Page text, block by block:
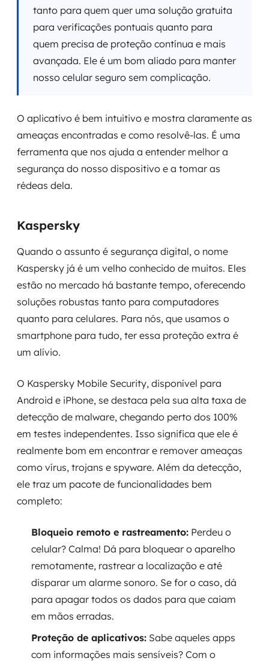
tanto para quem quer uma solução gratuita
para verificações pontuais quanto para
quem precisa de proteção contínua e mais
avançada. Ele é um bom aliado para manter
nosso celular seguro sem complicação.
O aplicativo é bem intuitivo e mostra claramente as
ameaças encontradas e como resolvê-las. É uma
ferramenta que nos ajuda a entender melhor a
segurança do nosso dispositivo e a tomar as
rédeas dela.
Kaspersky
Quando o assunto é segurança digital, o nome
Kaspersky já é um velho conhecido de muitos. Eles
estão no mercado há bastante tempo, oferecendo
soluções robustas tanto para computadores
quanto para celulares. Para nós, que usamos o
smartphone para tudo, ter essa proteção extra é
um alívio.
O Kaspersky Mobile Security, disponível para
Android e iPhone, se destaca pela sua alta taxa de
detecção de malware, chegando perto dos 100%
em testes independentes. Isso significa que ele é
realmente bom em encontrar e remover ameaças
como vírus, trojans e spyware. Além da detecção,
ele traz um pacote de funcionalidades bem
completo:
Bloqueio remoto e rastreamento: Perdeu o
celular? Calma! Dá para bloquear o aparelho
remotamente, rastrear a localização e até
disparar um alarme sonoro. Se for o caso, dá
para apagar todos os dados para que caiam
em mãos erradas.
Proteção de aplicativos: Sabe aqueles apps
com informações mais sensíveis? Com o